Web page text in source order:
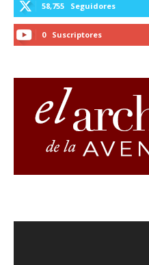
58,755 Seguidores
0 Suscriptores